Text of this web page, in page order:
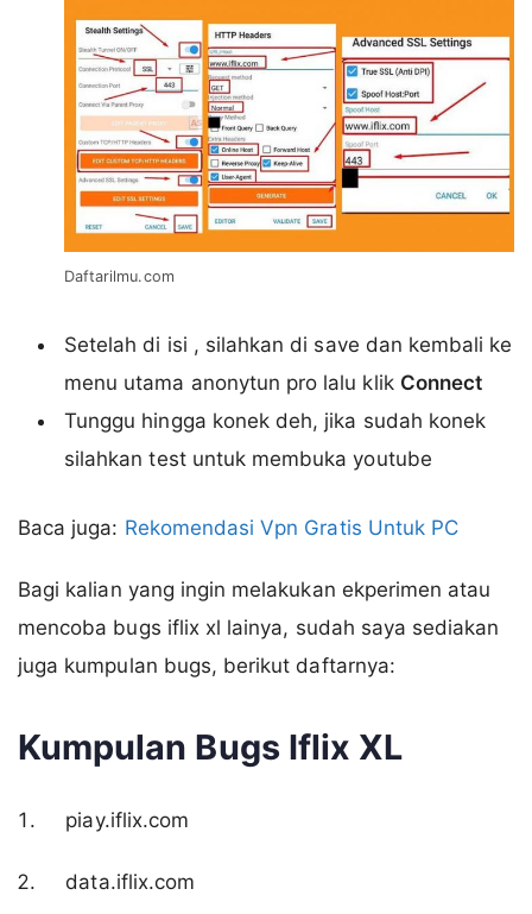
Daftarilmu.com
Setelah di isi , silahkan di save dan kembali ke
menu utama anonytun pro lalu klik Connect
Tunggu hingga konek deh, jika sudah konek
silahkan test untuk membuka youtube
Baca juga: Rekomendasi Vpn Gratis Untuk PC
Bagi kalian yang ingin melakukan ekperimen atau
mencoba bugs iflix xl lainya, sudah saya sediakan
juga kumpulan bugs, berikut daftarnya:
Kumpulan Bugs Iflix XL
piay.iflix.com
data.iflix.com